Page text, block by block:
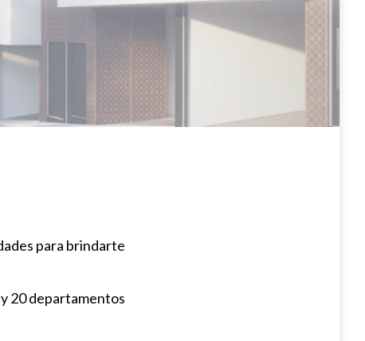
para brindarte
20 departamentos